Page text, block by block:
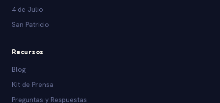
4 de Julio
San Patricio
Recursos
Blog
Kit de Prensa
Preguntas y Respuestas